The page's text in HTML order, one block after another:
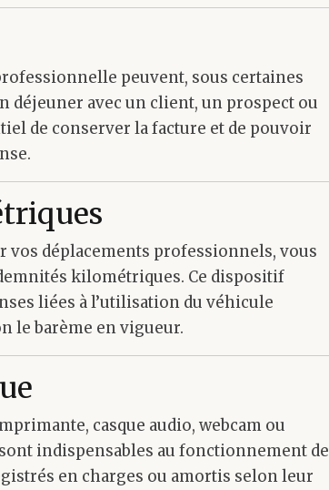
peuvent, sous certaines
déjeuner avec un client, un prospect ou
de conserver la facture et de pouvoir
déplacements professionnels, vous
kilométriques. Ce dispositif
liées à l’utilisation du véhicule
le barème en vigueur.
casque audio, webcam ou
indispensables au fonctionnement de
en charges ou amortis selon leur